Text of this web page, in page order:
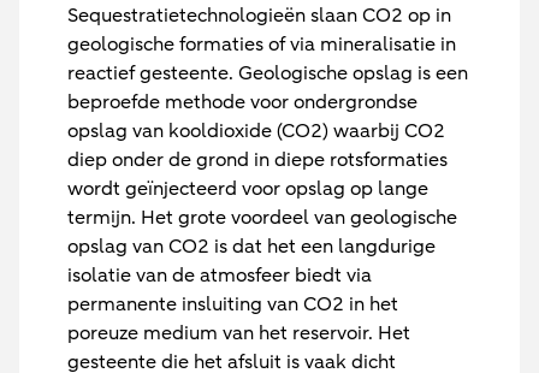
Sequestratietechnologieën slaan CO2 op in
geologische formaties of via mineralisatie in
reactief gesteente. Geologische opslag is een
beproefde methode voor ondergrondse
opslag van kooldioxide (CO2) waarbij CO2
diep onder de grond in diepe rotsformaties
wordt geïnjecteerd voor opslag op lange
termijn. Het grote voordeel van geologische
opslag van CO2 is dat het een langdurige
isolatie van de atmosfeer biedt via
permanente insluiting van CO2 in het
poreuze medium van het reservoir. Het
gesteente die het afsluit is vaak dicht